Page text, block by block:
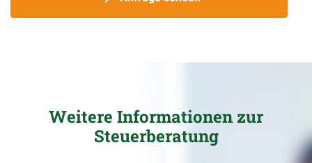
Weitere Informationen zur
Steuerberatung